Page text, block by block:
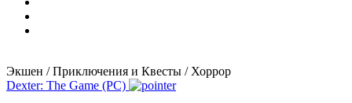
Экшен / Приключения и Квесты / Хоррор
Dexter: The Game (PC)